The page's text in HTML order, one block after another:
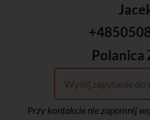
Polanica
Wyślij zapytanie do
Przy kontakcie nie zapomnij